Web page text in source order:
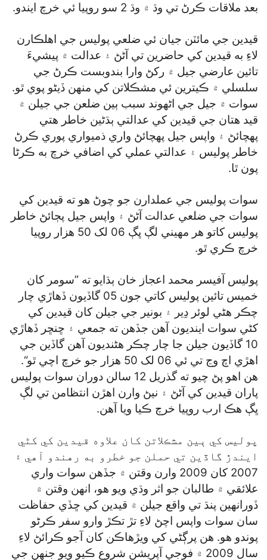
بعد ملاقات ڪرڻ تي وڌ ۾ وڌ 2 سو روپيا ئي خرچ ايندو.
قيدين جي مائٽن جيان ئي ضلعي پوليس جي اهلڪارن
لاءِ به قيدين کي حاضرين تي آڻڻ ۽ عدالت ۾ پيشيءَ
تائين عارضي جيل ۾ رکڻ وارا بندوبست ڪرڻ جي
سلسلي ۾ ڪيترين ئي مشڪلاتن کي منهن ڏيڻو پوي ٿو.
سوات ۾ جيل جي اڻهوند سبب ٻين ضلعن جي جيلن ۾
قيد هتان جي قيدين کي عدالتي ٻڌڻين خاطر هتي
پهچائڻ ۽ واپس جيل پهچائڻ واري ذميواري پوري ڪرڻ
خاطر پوليس ۽ عدالتي عملي کي اضافي خرچ به ڪرڻا
پون ٿا.
سوات پوليس جي عملدارن جو چوڻ هو ته قيدين کي
سوات جي ضلعي عدالت آڻڻ ۽ واپس جيل پڄائڻ خاطر
پوليس کاتو هر مهيني لڳ ڀڳ 06 لک 50 هزار روپيا
خرچ ڪري ٿو.
پوليس آفيسر محمد اعجاز خان ٻڌايو ته ”سومر کان
خميس تائين پوليس کاتي جون 05 گاڏيون ڏهاڙي چار
چڪر هڻي لوئر دِير ۽ بونير جي جيلن کان قيدين کي
کڻي سوات اينديون آهن جڏهن ته جمعي ۽ ڇنڇر ڏهاڙي
10 گاڏيون جيلن جا چار چڪر هڻنديون آهن گاڏين جي
اهڙي اچ وڃ تي ئي 06 لک 50 هزار جو خرچ اچي ٿو“.
هن اهو پڻ چيو ته گذريل 12 سالن دوران سوات پوليس
پاران قيدين کي آڻڻ ۽ نيڻ وارن اهڙن انتظامن تي لڳ
ڀڳ هڪ ارب روپيا خرچ ڪيا ويا آهن.
پوليس کي ٻين مشڪلاتن کان علاوه قيدين کي کڻي
ايندڙ گاڏين تي حملن جو خطرو به رهندو آهي ۽
2007 کان 2009 وارن وقتن ۾ جڏهن سوات واري
علائقي ۾ طالبان جو اثر وڌي ويو هو، انهن وقتن ۾
ڏورانهين پنڌ تي واقع جيلن ۾ قيدين کي ڇڏي حفاظت
سان سوات واپس اچڻ لاءِ تڙ تڪڙ وارو سفر ڪرڻو
پوندو هو. هن پرڳڻي کي ويڙهاڪن کان آجو ڪرائڻ لاءِ
سال 2009 ۾ فوجي آپريشن شروع ڪيو ويو جنهن جي